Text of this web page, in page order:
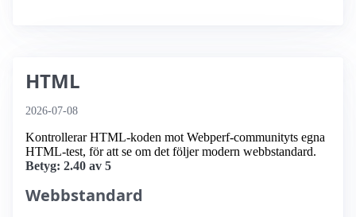
HTML
2026-07-08
Kontrollerar HTML-koden mot Webperf-communityts egna
HTML-test, för att se om det följer modern webbstandard.
Betyg: 2.40 av 5
Webbstandard